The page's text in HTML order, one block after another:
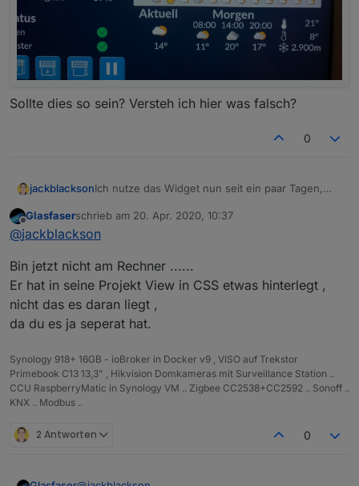
Sollte dies so sein? Versteh ich hier was falsch?
0
jackblacksonIch nutze das Widget nun seit ein paar Tagen,
Tagesvorschau rausgezogen. Nun ist mir aber
etwas aufgefallen. Am Morgen ist die
sieht die Veränderungen ganz klar:
dann Abends eigentlich keine Kurve mehr:
Offline
Glasfaserschrieb am 20. Apr. 2020, 10:37
zuletzt editiert von
@jackblackson
Bin jetzt nicht am Rechner ......
Er hat in seine Projekt View in CSS etwas hinterlegt ,
nicht das es daran liegt ,
da du es ja seperat hat.
Synology 918+ 16GB - ioBroker in Docker v9 , VISO auf Trekstor
Primebook C13 13,3" , Hikvision Domkameras mit Surveillance Station ..
CCU RaspberryMatic in Synology VM .. Zigbee CC2538+CC2592 .. Sonoff ..
KNX .. Modbus ..
2 Antworten 0